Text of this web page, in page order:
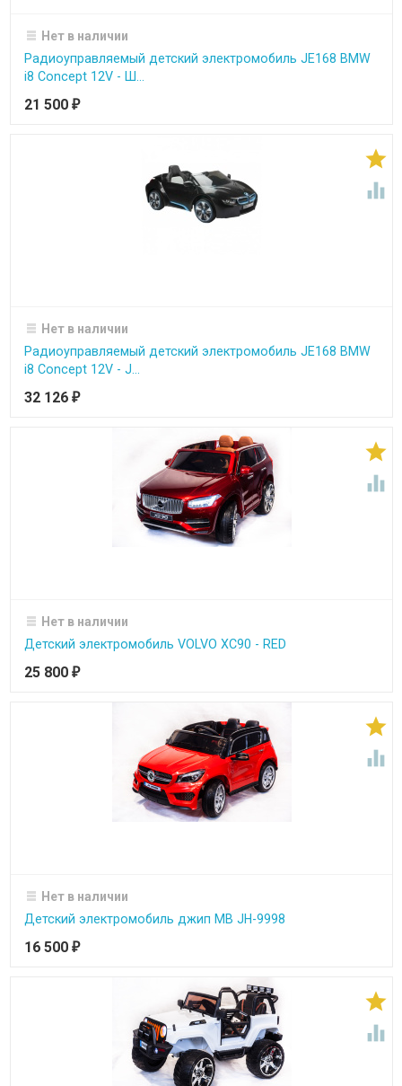
Нет в наличии
Радиоуправляемый детский электромобиль JE168 BMW
i8 Concept 12V - Ш...
21 500 ₽


Нет в наличии
Радиоуправляемый детский электромобиль JE168 BMW
i8 Concept 12V - J...
32 126 ₽


Нет в наличии
Детский электромобиль VOLVO XC90 - RED
25 800 ₽


Нет в наличии
Детский электромобиль джип MB JH-9998
16 500 ₽

